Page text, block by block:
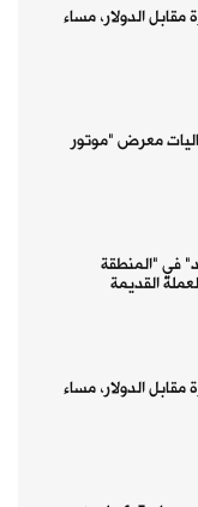
الدولار، مساء
معرض "موتور
في "المنطقة
القديمة
الدولار، مساء